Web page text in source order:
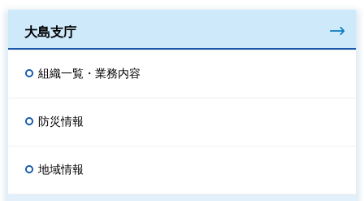
大島支庁
組織一覧・業務内容
防災情報
地域情報